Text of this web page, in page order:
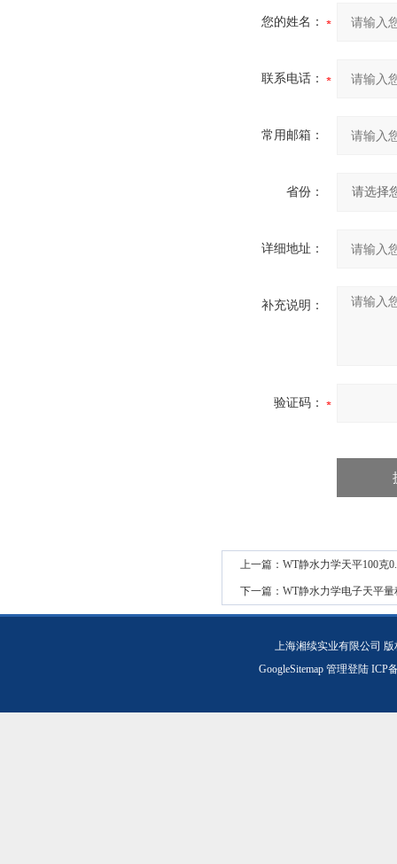
您的姓名：
联系电话：
常用邮箱：
省份：
详细地址：
补充说明：
验证码：
上一篇： WT静水力学天平100克
下一篇： WT静水力学电子天平量
上海湘续实业有限公司
GoogleSitemap 管理登陆ICP